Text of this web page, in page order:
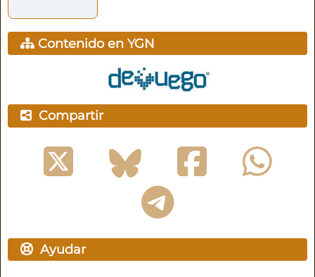
Contenido en YGN
Compartir
Ayudar